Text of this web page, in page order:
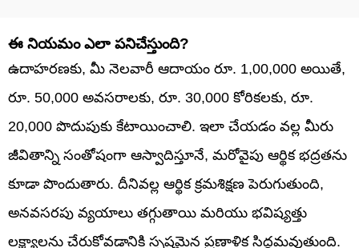
ఈ నియమం ఎలా పనిచేస్తుంది?
ఉదాహరణకు, మీ నెలవారీ ఆదాయం రూ. 1,00,000 అయితే,
రూ. 50,000 అవసరాలకు, రూ. 30,000 కోరికలకు, రూ.
20,000 పొదుపుకు కేటాయించాలి. ఇలా చేయడం వల్ల మీరు
జీవితాన్ని సంతోషంగా ఆస్వాదిస్తూనే, మరోవైపు ఆర్థిక భద్రతను
కూడా పొందుతారు. దీనివల్ల ఆర్థిక క్రమశిక్షణ పెరుగుతుంది,
అనవసరపు వ్యయాలు తగ్గుతాయి మరియు భవిష్యత్తు
లక్ష్యాలను చేరుకోవడానికి స్పష్టమైన ప్రణాళిక సిద్ధమవుతుంది.